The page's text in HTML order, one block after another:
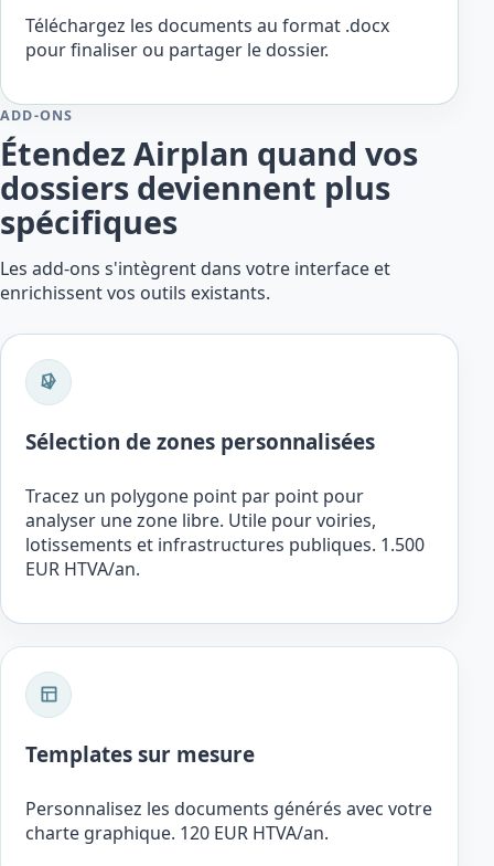
Téléchargez les documents au format .docx
pour finaliser ou partager le dossier.
ADD-ONS
Étendez Airplan quand vos
dossiers deviennent plus
spécifiques
Les add-ons s'intègrent dans votre interface et
enrichissent vos outils existants.
Sélection de zones personnalisées
Tracez un polygone point par point pour
analyser une zone libre. Utile pour voiries,
lotissements et infrastructures publiques. 1.500
EUR HTVA/an.
Templates sur mesure
Personnalisez les documents générés avec votre
charte graphique. 120 EUR HTVA/an.